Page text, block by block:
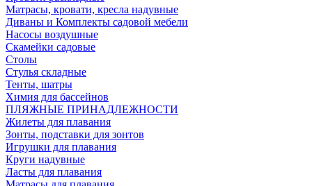
Матрасы, кровати, кресла надувные
Диваны и Комплекты садовой мебели
Насосы воздушные
Скамейки садовые
Столы
Стулья складные
Тенты, шатры
Химия для бассейнов
ПЛЯЖНЫЕ ПРИНАДЛЕЖНОСТИ
Жилеты для плавания
Зонты, подставки для зонтов
Игрушки для плавания
Круги надувные
Ласты для плавания